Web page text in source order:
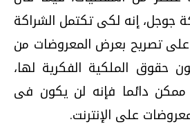
جوجل، إنه لكى تكتمل الشراكة
تصريح بعرض المعروضات من
حقوق الملكية الفكرية لها،
ممكن دائما فإنه لن يكون فى
على الإنترنت.